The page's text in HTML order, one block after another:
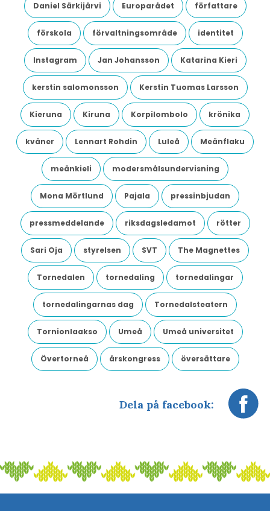
Daniel Särkijärvi Europarådet författare
förskola förvaltningsområde identitet
Instagram Jan Johansson Katarina Kieri
kerstin salomonsson Kerstin Tuomas Larsson
Kieruna Kiruna Korpilombolo krönika
kväner Lennart Rohdin Luleå Meänflaku
meänkieli modersmålsundervisning
Mona Mörtlund Pajala pressinbjudan
pressmeddelande riksdagsledamot rötter
Sari Oja styrelsen SVT The Magnettes
Tornedalen tornedaling tornedalingar
tornedalingarnas dag Tornedalsteatern
Tornionlaakso Umeå Umeå universitet
Övertorneå årskongress översättare
Dela på facebook: